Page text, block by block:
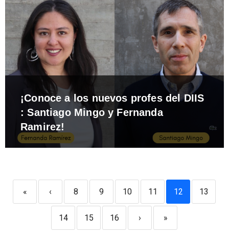
¡Conoce a los nuevos profes del DIIS
: Santiago Mingo y Fernanda
Ramirez!
« ‹ 8 9 10 11 12 13
14 15 16 › »